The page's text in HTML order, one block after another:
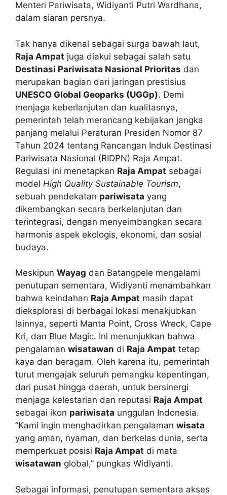
Menteri Pariwisata, Widiyanti Putri Wardhana,
dalam siaran persnya.
Tak hanya dikenal sebagai surga bawah laut,
Raja Ampat juga diakui sebagai salah satu
Destinasi Pariwisata Nasional Prioritas dan
merupakan bagian dari jaringan prestisius
UNESCO Global Geoparks (UGGp). Demi
menjaga keberlanjutan dan kualitasnya,
pemerintah telah merancang kebijakan jangka
panjang melalui Peraturan Presiden Nomor 87
Tahun 2024 tentang Rancangan Induk Destinasi
Pariwisata Nasional (RIDPN) Raja Ampat.
Regulasi ini menetapkan Raja Ampat sebagai
model High Quality Sustainable Tourism,
sebuah pendekatan pariwisata yang
dikembangkan secara berkelanjutan dan
terintegrasi, dengan menyeimbangkan secara
harmonis aspek ekologis, ekonomi, dan sosial
budaya.
Meskipun Wayag dan Batangpele mengalami
penutupan sementara, Widiyanti menambahkan
bahwa keindahan Raja Ampat masih dapat
dieksplorasi di berbagai lokasi menakjubkan
lainnya, seperti Manta Point, Cross Wreck, Cape
Kri, dan Blue Magic. Ini menunjukkan bahwa
pengalaman wisatawan di Raja Ampat tetap
kaya dan beragam. Oleh karena itu, pemerintah
turut mengajak seluruh pemangku kepentingan,
dari pusat hingga daerah, untuk bersinergi
menjaga kelestarian dan reputasi Raja Ampat
sebagai ikon pariwisata unggulan Indonesia.
“Kami ingin menghadirkan pengalaman wisata
yang aman, nyaman, dan berkelas dunia, serta
memperkuat posisi Raja Ampat di mata
wisatawan global,” pungkas Widiyanti.
Sebagai informasi, penutupan sementara akses